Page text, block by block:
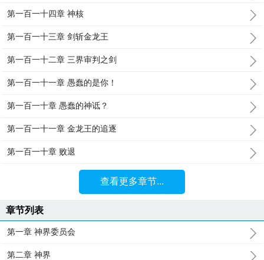
第一百一十四章 神核
第一百一十三章 剑斩金龙王
第一百一十二章 三界审判之剑
第一百一十一章 愚蠢的是你！
第一百一十章 愚蠢的神诋？
第一百一十一章 金龙王的追逐
第一百一十章 败退
查看更多章节...
章节列表
第一章 神界委员会
第二章 神界